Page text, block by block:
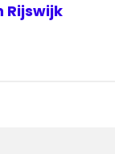
Rijswijk